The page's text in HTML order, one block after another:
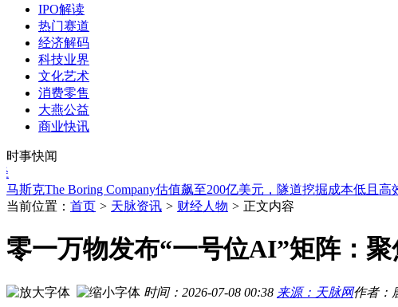
IPO解读
热门赛道
经济解码
科技业界
文化艺术
消费零售
大燕公益
商业快讯
时事快闻
Snap CEO斯皮格尔谈Specs：先行者优势与大众市场普及尚需时日
江行智能庞海天确认出席2026世界机器人大会具身智能商业落地论坛
月背月壤揭秘：我国科研团队实锤地球磁层“调速效应”，补齐关键拼图
长江证券资管高层变动：张波8月3日起接任董事长一职
马斯克携手英伟达打造Starmind，太空AI算力革命开启新纪元
马斯克The Boring Company估值飙至200亿美元，隧道挖掘成本低且高
金融监管总局批复：黄宾正式获任广西崇左农村商业银行董事长一职
瑞幸二季度营收158.86亿，CEO对下半年谨慎乐观
Snap CEO斯皮格尔谈Specs：先行者优势与大众市场普及尚需时日
江行智能庞海天确认出席2026世界机器人大会具身智能商业落地论坛
当前位置： 首页 > 天脉资讯 > 财经人物 > 正文内容
零一万物发布“一号位AI”矩阵：
时间：2026-07-08 00:38 来源：天脉网作者：